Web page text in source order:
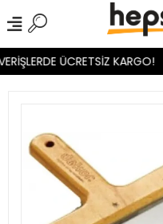
ÜCRETSİZ KARGO!